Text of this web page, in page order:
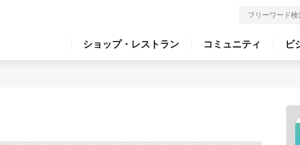
ショップ・レストラン コミュニティ ビ